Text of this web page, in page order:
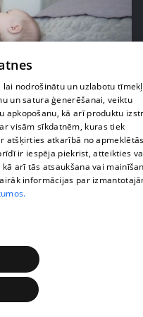
zīdīšanu
nodrošinātu un uzlabotu
un satura ģenerēšanai, veiktu
apkopošanu, kā arī produktu
visām sīkdatnēm, kuras tiek
atšķirties atkarībā no
ir iespēja piekrist, atteikties
arī tās atsaukšana vai
informācijas par